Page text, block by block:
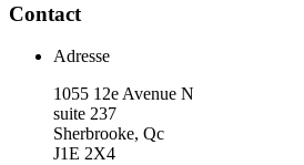
Contact
Adresse
1055 12e Avenue N
suite 237
Sherbrooke, Qc
J1E 2X4